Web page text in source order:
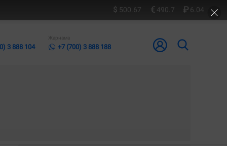
500.67 490.7 6.04
3 888 104
Жарнама
+7 (700) 3 888 188